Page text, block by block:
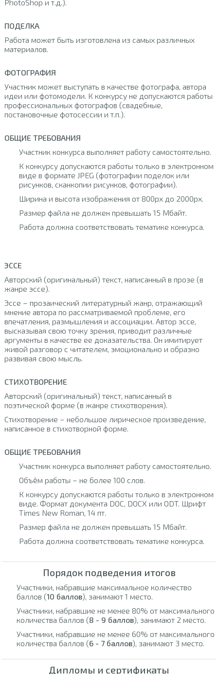
PhotoShop и т.д.).
ПОДЕЛКА
Работа может быть изготовлена из самых различных
материалов.
ФОТОГРАФИЯ
Участник может выступать в качестве фотографа, автора
идеи или фотомодели. К конкурсу не допускаются работы
профессиональных фотографов (свадебные,
постановочные фотосессии и т.п.).
ОБЩИЕ ТРЕБОВАНИЯ
Участник конкурса выполняет работу самостоятельно.
К конкурсу допускаются работы только в электронном
виде в формате JPEG (фотографии поделок или
рисунков, сканкопии рисунков, фотографии).
Ширина и высота изображения от 800px до 2000px.
Размер файла не должен превышать 15 Мбайт.
Работа должна соответствовать тематике конкурса.
ЭССЕ
Авторский (оригинальный) текст, написанный в прозе (в
жанре эссе).
Эссе – прозаический литературный жанр, отражающий
мнение автора по рассматриваемой проблеме, его
впечатления, размышления и ассоциации. Автор эссе,
высказывая свою точку зрения, приводит различные
аргументы в качестве ее доказательства. Он имитирует
живой разговор с читателем, эмоционально и образно
развивая свою мысль.
СТИХОТВОРЕНИЕ
Авторский (оригинальный) текст, написанный в
поэтической форме (в жанре стихотворения).
Стихотворение – небольшое лирическое произведение,
написанное в стихотворной форме.
ОБЩИЕ ТРЕБОВАНИЯ
Участник конкурса выполняет работу самостоятельно.
Объём работы – не более 100 слов.
К конкурсу допускаются работы только в электронном
виде. Формат документа DOC, DOCX или ODT. Шрифт
Times New Roman, 14 пт.
Размер файла не должен превышать 15 Мбайт.
Работа должна соответствовать тематике конкурса.
Порядок подведения итогов
Участники, набравшие максимальное количество
баллов (10 баллов), занимают 1 место.
Участники, набравшие не менее 80% от максимального
количества баллов (8 - 9 баллов), занимают 2 место.
Участники, набравшие не менее 60% от максимального
количества баллов (6 - 7 баллов), занимают 3 место.
Дипломы и сертификаты